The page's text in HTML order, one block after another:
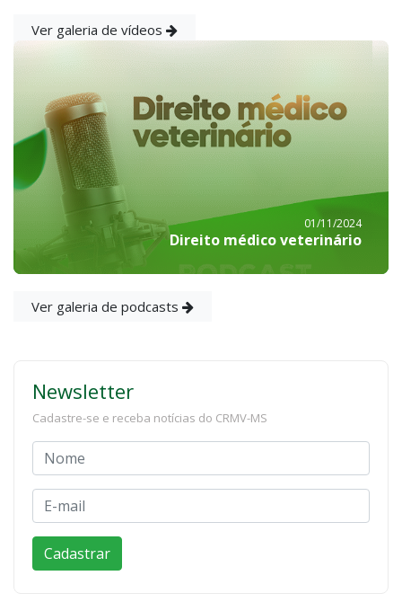
Ver galeria de vídeos
01/11/2024
Direito médico veterinário
Ver galeria de podcasts
Newsletter
Cadastre-se e receba notícias do CRMV-MS